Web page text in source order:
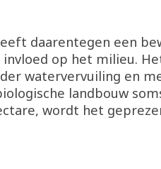
daarentegen een
op het milieu.
watervervuiling en
landbouw
wordt het